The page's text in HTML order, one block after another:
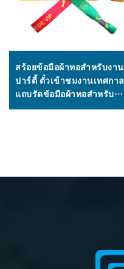
สร้อยข้อมือผ้าทอสำหรับงาน
ปาร์ตี้ ตั๋วเข้าชมงานเทศกาล
แถบรัดข้อมือผ้าทอสำหรับมือ
และข้อมือ VIP สายรัดข้อมือ